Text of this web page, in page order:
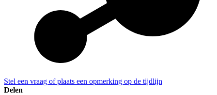
Stel een vraag of plaats een opmerking op de tijdlijn
Delen